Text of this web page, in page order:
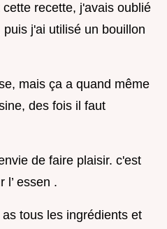
recette, j'avais oublié
j'ai utilisé un bouillon
mais ça a quand même
des fois il faut
de faire plaisir. c'est
l’ essen .
tous les ingrédients et